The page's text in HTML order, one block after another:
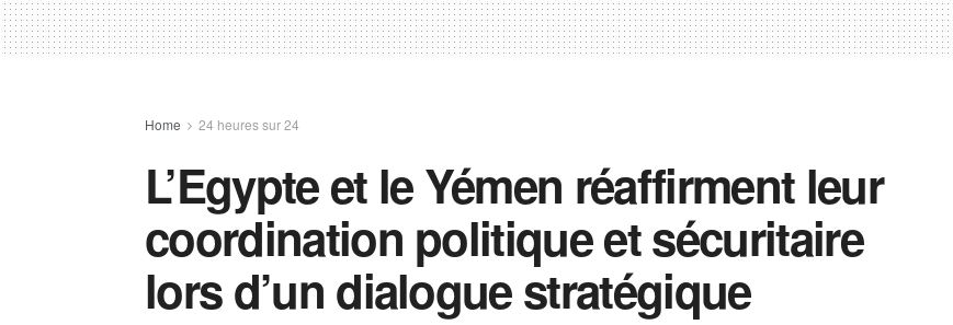
Home 24 heures sur 24
L’Egypte et le Yémen réaffirment leur
coordination politique et sécuritaire
lors d’un dialogue stratégique